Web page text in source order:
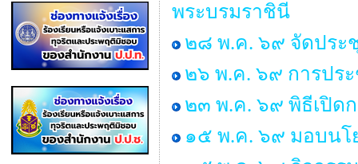
พระบรมราชินี
๒๘ พ.ค. ๖๙ จัดประ
๒๖ พ.ค. ๖๙ การปร
๒๓ พ.ค. ๖๙ พิธีเปิด
๑๕ พ.ค. ๖๙ มอบนโ